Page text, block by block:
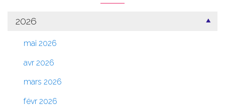
2026
mai 2026
avr 2026
mars 2026
févr 2026